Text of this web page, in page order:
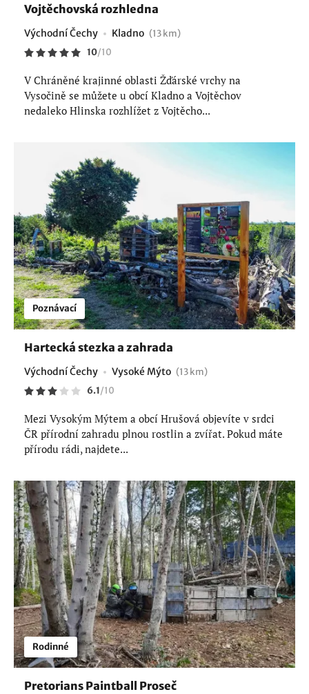
Vojtěchovská rozhledna
Východní Čechy Kladno (13 km)
10/10
V Chráněné krajinné oblasti Žďárské vrchy na
Vysočině se můžete u obcí Kladno a Vojtěchov
nedaleko Hlinska rozhlížet z Vojtěcho...
Poznávací
Hartecká stezka a zahrada
Východní Čechy Vysoké Mýto (13 km)
6.1/10
Mezi Vysokým Mýtem a obcí Hrušová objevíte v srdci
ČR přírodní zahradu plnou rostlin a zvířat. Pokud máte
přírodu rádi, najdete...
Rodinné
Pretorians Paintball Proseč